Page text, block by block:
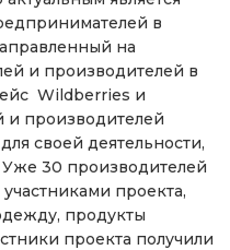
в
на
и производителей в
Wildberries и
и производителей
своей деятельности,
30 производителей
проекта,
продукты
проекта получили